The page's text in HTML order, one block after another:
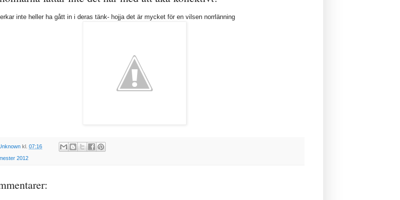
inte heller ha gått in i deras tänk- hojja det är mycket för en vilsen norrlänning
kl. 07:16
2012